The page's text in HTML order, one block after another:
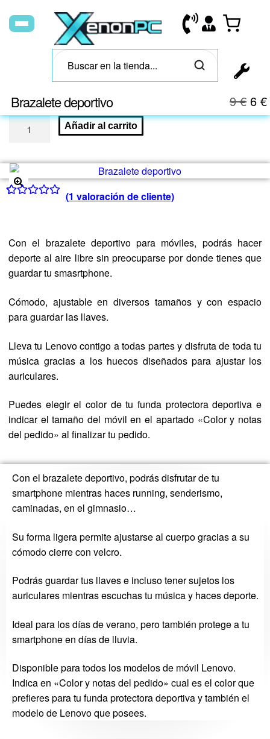
Brazalete deportivo 9€ 6 €
Añadir al carrito
valoración de
un cliente
(1 valoración de cliente)
Con el brazalete deportivo para móviles, podrás hacer
deporte al aire libre sin preocuparse por donde tienes que
guardar tu smasrtphone.
Cómodo, ajustable en diversos tamaños y con espacio
para guardar las llaves.
Lleva tu Lenovo contigo a todas partes y disfruta de toda tu
música gracias a los huecos diseñados para ajustar los
auriculares.
Puedes elegir el color de tu funda protectora deportiva e
indicar el tamaño del móvil en el apartado «Color y notas
del pedido» al finalizar tu pedido.
Con el brazalete deportivo, podrás disfrutar de tu
smartphone mientras haces running, senderismo,
caminadas, en el gimnasio…
Su forma ligera permite ajustarse al cuerpo gracias a su
cómodo cierre con velcro.
Podrás guardar tus llaves e incluso tener sujetos los
auriculares mientras escuchas tu música y haces deporte.
Ideal para los días de verano, pero también protege a tu
smartphone en días de lluvia.
Disponible para todos los modelos de móvil Lenovo.
Indica en «Color y notas del pedido» cual es el color que
prefieres para tu funda protectora deportiva y también el
modelo de Lenovo que posees.